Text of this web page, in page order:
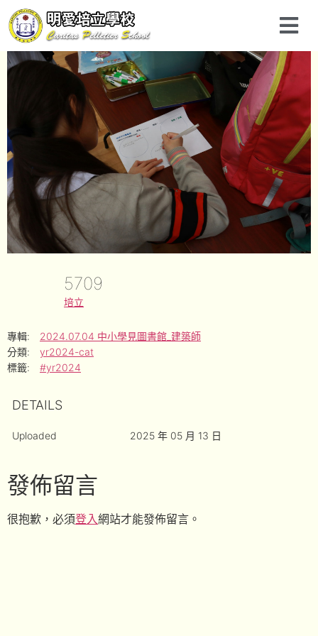
5709
培立
專輯:
2024.07.04 中小學見圖書館_建築師
分類:
yr2024-cat
標籤:
#yr2024
DETAILS
Uploaded 2025 年 05 月 13 日
發佈留言
很抱歉，必須登入網站才能發佈留言。